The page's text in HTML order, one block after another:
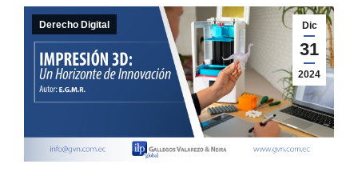
Dic
31
2024
Derecho Digital